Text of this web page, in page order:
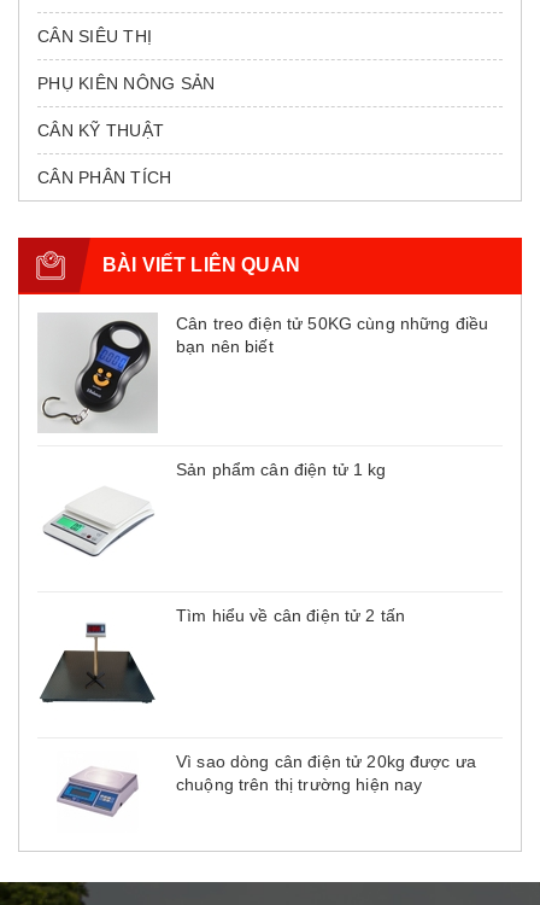
CÂN SIÊU THỊ
PHỤ KIÊN NÔNG SẢN
CÂN KỸ THUẬT
CÂN PHÂN TÍCH
BÀI VIẾT LIÊN QUAN
Cân treo điện tử 50KG cùng những điều
bạn nên biết
Sản phẩm cân điện tử 1 kg
Tìm hiểu về cân điện tử 2 tấn
Vì sao dòng cân điện tử 20kg được ưa
chuộng trên thị trường hiện nay